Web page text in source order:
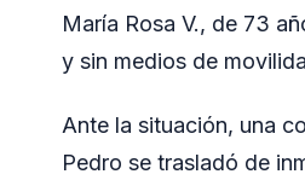
María Rosa V., de 73
y sin medios de
Ante la situación, una
Pedro se trasladó de